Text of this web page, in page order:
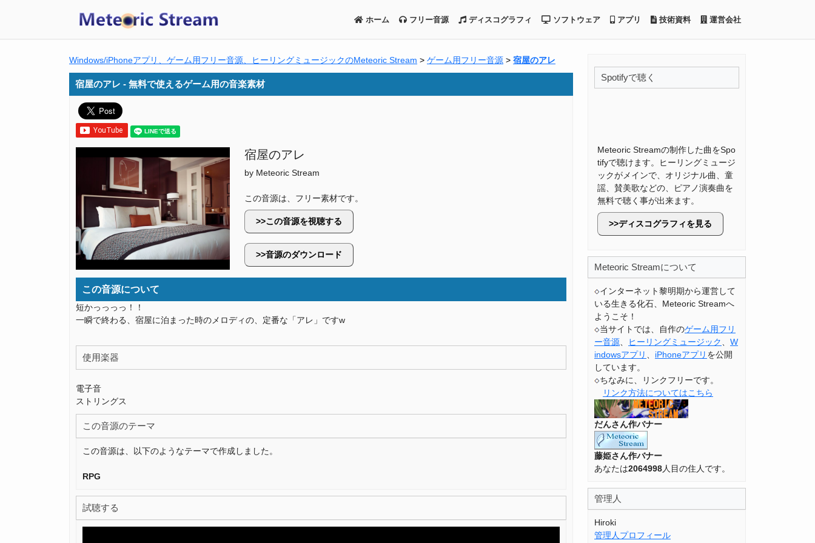
ホーム フリー音源 ディスコグラフィ ソフトウェア アプリ 技術資料 運営会社
Windows/iPhoneアプリ、ゲーム用フリー音源、ヒーリングミュージックのMeteoric Stream > ゲーム用フリー音源 > 宿屋のアレ
宿屋のアレ - 無料で使えるゲーム用の音楽素材
宿屋のアレ
by Meteoric Stream
この音源は、フリー素材です。
この音源を視聴する
音源のダウンロード
この音源について
短かっっっっ！！
一瞬で終わる、宿屋に泊まった時のメロディの、定番な「アレ」ですw
使用楽器
電子音
ストリングス
この音源のテーマ
この音源は、以下のようなテーマで作成しました。
RPG
試聴する
Spotifyで聴く
Meteoric Streamの制作した曲をSpo
tifyで聴けます。ヒーリングミュージ
ックがメインで、オリジナル曲、童
謡、賛美歌などの、ピアノ演奏曲を
無料で聴く事が出来ます。
ディスコグラフィを見る
Meteoric Streamについて
インターネット黎明期から運営して
いる生きる化石、Meteoric Streamへ
ようこそ！
当サイトでは、自作のゲーム用フリ
ー音源
ヒーリングミュージック
W
indowsアプリ
iPhoneアプリ を公開
しています。
ちなみに、リンクフリーです。
リンク方法についてはこちら
だんさん作バナー
藤姫さん作バナー
あなたは2064998人目の住人です。
管理人
Hiroki
管理人プロフィール